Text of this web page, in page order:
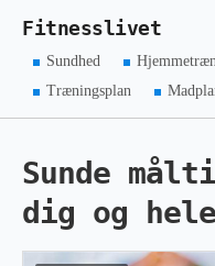
Fitnesslivet
Sundhed
Træningsplan
Sunde
dig og